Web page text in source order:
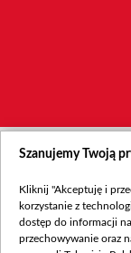
Szanujemy Twoją
Kliknij "Akceptuję i
korzystanie z
dostęp do informacji
przechowywanie oraz